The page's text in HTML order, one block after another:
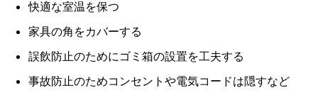
快適な室温を保つ
家具の角をカバーする
誤飲防止のためにゴミ箱の設置を工夫する
事故防止のためコンセントや電気コードは隠すなど